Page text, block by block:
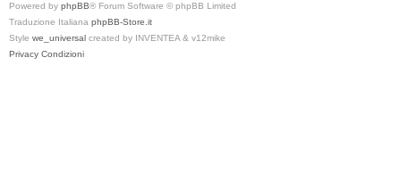
Powered by phpBB® Forum Software © phpBB Limited
Traduzione Italiana phpBB-Store.it
Style we_universal created by INVENTEA & v12mike
Privacy Condizioni